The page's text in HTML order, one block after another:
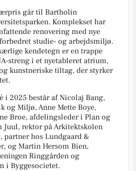
går til Bartholin
Komplekset har
renovering med nye
studie- og arbejdsmiljø.
kendetegn er en trappe
streng i et nyetableret atrium,
kunstneriske tiltag, der styrker
i 2025 består af Nicolaj Bang,
og Miljø, Anne Mette Boye,
Broe, afdelingsleder i Plan og
Juul, rektor på Arkitektskolen
partner hos Lundgaard &
og Martin Hersom Bien,
Ringgården og
i Byggesocietet.